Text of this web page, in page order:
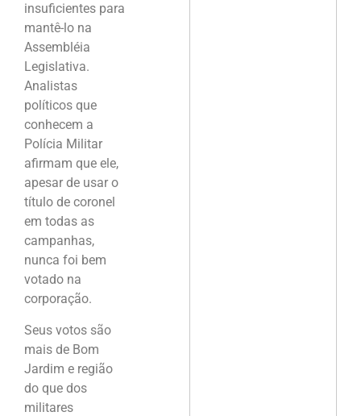
insuficientes para
mantê-lo na
Assembléia
Legislativa.
Analistas
políticos que
conhecem a
Polícia Militar
afirmam que ele,
apesar de usar o
título de coronel
em todas as
campanhas,
nunca foi bem
votado na
corporação.
Seus votos são
mais de Bom
Jardim e região
do que dos
militares